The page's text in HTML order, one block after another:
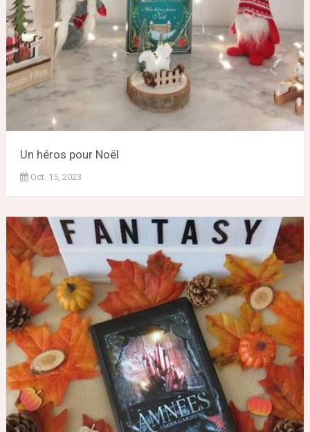
Un héros pour Noël
Oct. 15, 2023